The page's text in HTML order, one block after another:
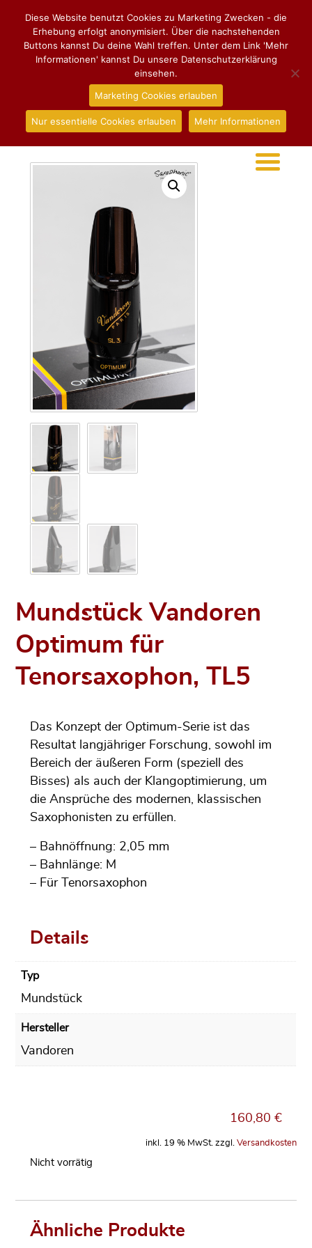
Start/ Mundstücke/Tenorsaxophon / Mundstück
Mundstück Vandoren
Optimum für
Tenorsaxophon, TL5
Das Konzept der Optimum-Serie ist das
Resultat langjähriger Forschung, sowohl im
Bereich der äußeren Form (speziell des
Bisses) als auch der Klangoptimierung, um
die Ansprüche des modernen, klassischen
Saxophonisten zu erfüllen.
– Bahnöffnung: 2,05 mm
– Bahnlänge: M
– Für Tenorsaxophon
Details
Typ
Mundstück
Hersteller
Vandoren
160,80€
inkl. 19 % MwSt. zzgl. Versandkosten
Nicht vorrätig
Ähnliche Produkte
Diese Website benutzt Cookies zu Marketing Zwecken - die
Erhebung erfolgt anonymisiert. Über die nachstehenden
Buttons kannst Du deine Wahl treffen. Unter dem Link 'Mehr
Informationen' kannst Du unsere Datenschutzerklärung
einsehen.
Marketing Cookies erlauben
Nur essentielle Cookies erlauben Mehr Informationen